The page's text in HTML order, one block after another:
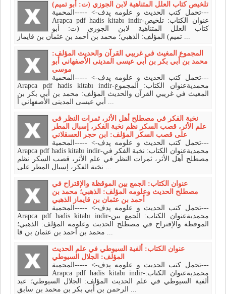
تلخيص كتاب العلل المتناهية لابن الجوزي (ت: أبو تميم)
تحمل كتب الحديث و علومه پدف-> -----المحمية---
Arapca pdf hadis kitabı indir-عنوان الكتاب: تلخيص
كتاب العلل المتناهية لابن الجوزي (ت: أبو
تميم) المؤلف: الذهبي؛ محمد بن أحمد بن عثمان بن قايماز ...
المجموع المغيث في غريبي القرآن والحديث المؤلف:
محمد بن أبي بكر بن أبي عيسى المدينى الأصفهاني أبو
موسى
تحمل كتب الحديث و علومه پدف-> -----المحمية---
Arapca pdf hadis kitabı indir-محمديةعنوان الكتاب: المجموع
المغيث في غريبي القرآن والحديث المؤلف: محمد بن أبي بكر بن
أبي عيسى المدينى الأصفهاني أ ...
نخبة الفكر في مصطلح أهل الأثر، ثمرات النظر في
علم الأثر، قصب السكر نظم نخبة الفكر، إسبال المطر
على قصب السكر المؤلف: ابن حجر العسقلاني
تحمل كتب الحديث و علومه پدف-> -----المحمية---
Arapca pdf hadis kitabı indir-محمديةعنوان الكتاب: نخبة الفكر في
مصطلح أهل الأثر، ثمرات النظر في علم الأثر، قصب السكر نظم
نخبة الفكر، إسبال المطر على ...
عنوان الكتاب: الجمع بين الموقظة والإقتراح في
مصطلح الحديث وعلومه المؤلف: الذهبي؛ محمد بن
أحمد بن عثمان بن قايماز الذهبي
تحمل كتب الحديث و علومه پدف-> -----المحمية---
Arapca pdf hadis kitabı indir-محمديةعنوان الكتاب: الجمع بين
الموقظة والإقتراح في مصطلح الحديث وعلومه المؤلف: الذهبي؛
محمد بن أحمد بن عثمان بن قا ...
عنوان الكتاب: ألفية السيوطي في علم الحديث
المؤلف: الجلال السيوطي
تحمل كتب الحديث و علومه پدف-> -----المحمية---
Arapca pdf hadis kitabı indir-محمديةعنوان الكتاب:
ألفية السيوطي في علم الحديث المؤلف: الجلال السيوطي؛ عبد
الرحمن بن أبي بكر بن محمد بن سابق ...